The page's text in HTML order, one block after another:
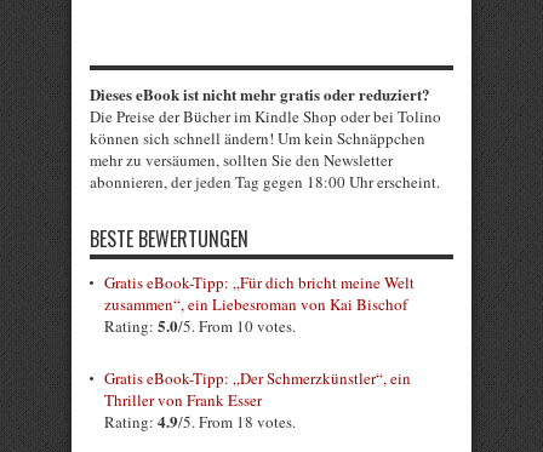
Dieses eBook ist nicht mehr gratis oder reduziert?
Die Preise der Bücher im Kindle Shop oder bei Tolino
können sich schnell ändern! Um kein Schnäppchen
mehr zu versäumen, sollten Sie den Newsletter
abonnieren, der jeden Tag gegen 18:00 Uhr erscheint.
BESTE BEWERTUNGEN
Gratis eBook-Tipp: „Für dich bricht meine Welt
zusammen“, ein Liebesroman von Kai Bischof
Rating: 5.0/5. From 10 votes.
Gratis eBook-Tipp: „Der Schmerzkünstler“, ein
Thriller von Frank Esser
Rating: 4.9/5. From 18 votes.